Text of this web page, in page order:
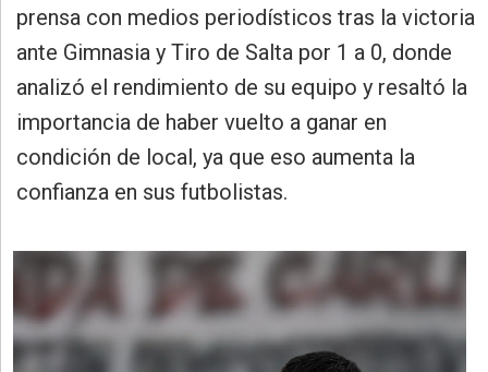
»
Salud
»
Cultura
»
Educación
Gestión
»
Sociedad
prensa con medios periodísticos tras la victoria
ante Gimnasia y Tiro de Salta por 1 a 0, donde
analizó el rendimiento de su equipo y resaltó la
importancia de haber vuelto a ganar en
condición de local, ya que eso aumenta la
confianza en sus futbolistas.